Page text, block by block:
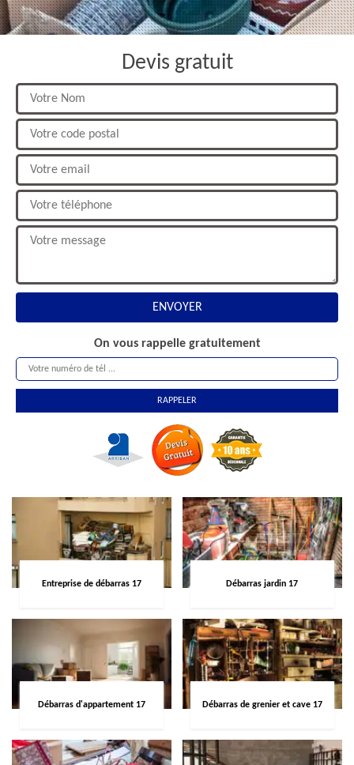
Devis gratuit
On vous rappelle gratuitement
Entreprise de débarras 17 Débarras jardin 17
Débarras d'appartement 17 Débarras de grenier et cave 17